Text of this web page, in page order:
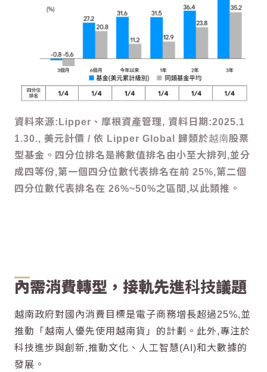
資料來源:Lipper、摩根資產管理, 資料日期:2025.1
1.30., 美元計價 / 依 Lipper Global 歸類於越南股票
型基金。四分位排名是將數值排名由小至大排列,並分
成四等份,第一個四分位數代表排名在前 25%,第二個
四分位數代表排名在 26%~50%之區間,以此類推。
內需消費轉型，接軌先進科技議題
越南政府對國內消費目標是電子商務增長超過25%,並
推動「 越南 人優先使用 越南貨」的計劃。此外,專注於
科技進步與創新,推動文化、 人工智慧(AI)和大數據的
發展。